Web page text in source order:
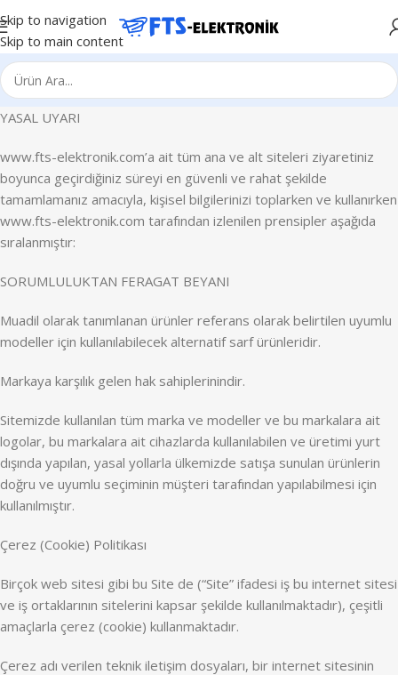
Skip to navigation
Skip to main content
YASAL UYARI
www.fts-elektronik.com’a ait tüm ana ve alt siteleri ziyaretiniz
boyunca geçirdiğiniz süreyi en güvenli ve rahat şekilde
tamamlamanız amacıyla, kişisel bilgilerinizi toplarken ve kullanırken
www.fts-elektronik.com tarafından izlenilen prensipler aşağıda
sıralanmıştır:
SORUMLULUKTAN FERAGAT BEYANI
Muadil olarak tanımlanan ürünler referans olarak belirtilen uyumlu
modeller için kullanılabilecek alternatif sarf ürünleridir.
Markaya karşılık gelen hak sahiplerinindir.
Sitemizde kullanılan tüm marka ve modeller ve bu markalara ait
logolar, bu markalara ait cihazlarda kullanılabilen ve üretimi yurt
dışında yapılan, yasal yollarla ülkemizde satışa sunulan ürünlerin
doğru ve uyumlu seçiminin müşteri tarafından yapılabilmesi için
kullanılmıştır.
Çerez (Cookie) Politikası
Birçok web sitesi gibi bu Site de (“Site” ifadesi iş bu internet sitesi
ve iş ortaklarının sitelerini kapsar şekilde kullanılmaktadır), çeşitli
amaçlarla çerez (cookie) kullanmaktadır.
Çerez adı verilen teknik iletişim dosyaları, bir internet sitesinin